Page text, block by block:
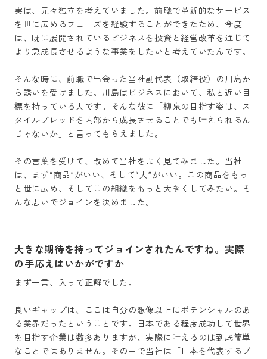
実は、元々独立を考えていました。前職で革新的なサービス
を世に広めるフェーズを経験することができたため、今度
は、既に展開されているビジネスを投資と経営改革を通じて
より急成長させるような事業をしたいと考えていたんです。
そんな時に、前職で出会った当社副代表（取締役）の川島か
ら誘いを受けました。川島はビジネスにおいて、私と近い目
標を持っている人です。そんな彼に「柳泉の目指す姿は、ス
タイルブレッドを内部から成長させることでも叶えられるん
じゃないか」と言ってもらえました。
その言葉を受けて、改めて当社をよく見てみました。当社
は、まず“商品”がいい、そして“人”がいい。この商品をもっ
と世に広め、そしてこの組織をもっと大きくしてみたい。そ
んな思いでジョインを決めました。
大きな期待を持ってジョインされたんですね。実際
の手応えはいかがですか
まず一言、入って正解でした。
良いギャップは、ここは自分の想像以上にポテンシャルのあ
る業界だったということです。日本である程度成功して世界
を目指す企業は数多ありますが、実際に叶えるのは到底簡単
なことではありません。その中で当社は「日本を代表するブ